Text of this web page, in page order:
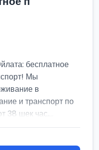
бесплатное
Мы
в
и транспорт по
38 шек час,...